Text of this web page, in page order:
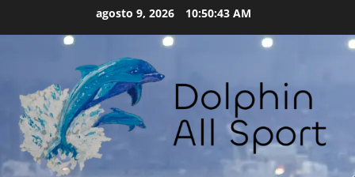
agosto 9, 2026 10:50:44 AM